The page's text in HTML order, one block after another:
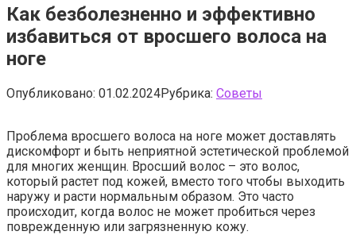
Как безболезненно и эффективно
избавиться от вросшего волоса на
ноге
Опубликовано: 01.02.2024Рубрика: Советы
Проблема вросшего волоса на ноге может доставлять
дискомфорт и быть неприятной эстетической проблемой
для многих женщин. Вросший волос – это волос,
который растет под кожей, вместо того чтобы выходить
наружу и расти нормальным образом. Это часто
происходит, когда волос не может пробиться через
поврежденную или загрязненную кожу.